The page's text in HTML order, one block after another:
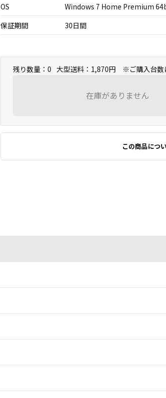
OS
Windows 7 Home Premium
保証期間
30日間
残り数量：0 大型送料：1,870円 ※ご購入台数
在庫がありません
この商品につ